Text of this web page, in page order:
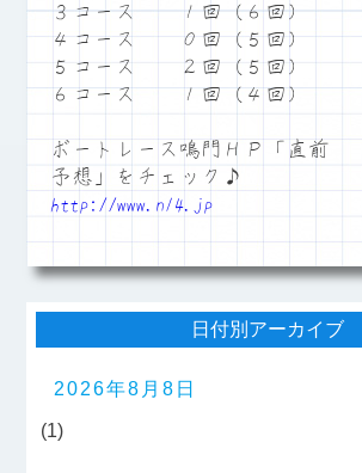
３コース １回（６回）
４コース ０回（５回）
５コース ２回（５回）
６コース １回（４回）
ボートレース鳴門ＨＰ「直前
予想」をチェック♪
http://www.n14.jp
日付別アーカイブ
2026年8月8日
(1)